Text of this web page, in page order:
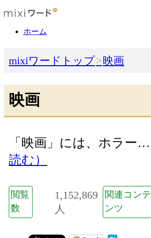
ホーム
mixiワードトップ 映画
映画
「映画」には、ホラー…
読む）
閲覧
数
1,152,869
人
関連コンテ
ンツ